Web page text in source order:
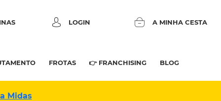
LOGIN A MINHA CESTA
FROTAS 👉 FRANCHISING BLOG
Midas